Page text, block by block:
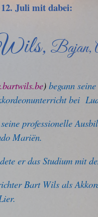
Juli mit dabei:
Bajan,
)begann
bei
professionelle
Mariën.
er das Studium mit
Bart Wils als